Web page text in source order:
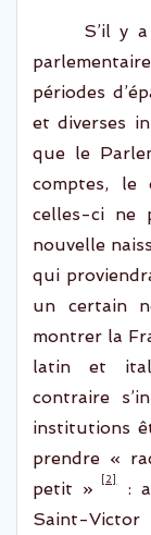
S’il y
périodes
etdiverses
que le
comptes, le
celles-ci ne
nouvelle
qui
un certain
montrer la
latin
et
contraire
institutions
prendre «
petit »
[2] :
Saint-